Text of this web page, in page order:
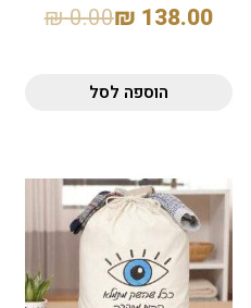
138.00
₪
0.00
₪
הוספה לסל